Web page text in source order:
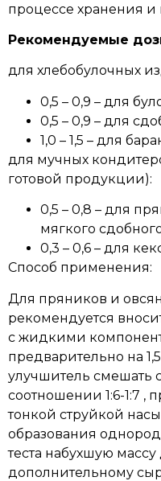
процессе хранения
Рекомендуемые
для хлебобулочных
0,5 – 0,9 – для
0,5 – 0,9 – для
1,0 – 1,5 – для
для мучных
готовой продукции):
0,5 – 0,8 – для
мягкого
0,3 – 0,6 – для
Способ применения:
Для пряников и
рекомендуется
с жидкими
предварительно на
улучшитель смешать
соотношении 1:6-1:7 ,
тонкой струйкой
образования
теста набухшую
дополнительному